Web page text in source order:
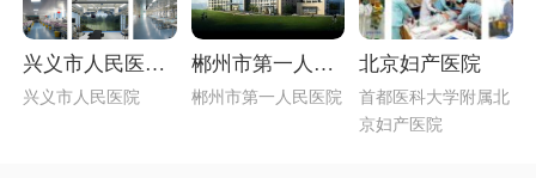
兴义市人民医院
简介_贵州生殖男
兴义市人民医院
郴州市第一人民
医院简介（三级
郴州市第一人民医院
北京妇产医院
首都医科大学附属北
京妇产医院